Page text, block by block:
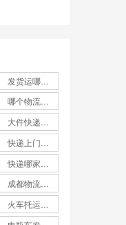
哪个物流发货最便宜
成都物流公司哪个最便宜